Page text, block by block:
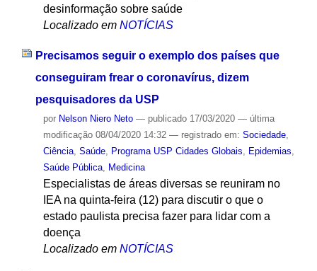
desinformação sobre saúde
Localizado em NOTÍCIAS
Precisamos seguir o exemplo dos países que
conseguiram frear o coronavírus, dizem
pesquisadores da USP
por Nelson Niero Neto — publicado17/03/2020 — última
modificação08/04/2020 14:32 — registrado em: Sociedade,
Ciência, Saúde, Programa USP Cidades Globais, Epidemias,
Saúde Pública, Medicina
Especialistas de áreas diversas se reuniram no
IEA na quinta-feira (12) para discutir o que o
estado paulista precisa fazer para lidar com a
doença
Localizado em NOTÍCIAS